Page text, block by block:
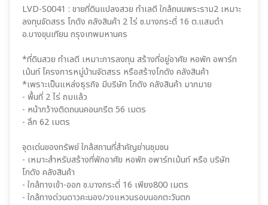
LVD-S0041 : ขายที่ดินแปลงสวย ทำเลดี ใกล้ถนนพระราม2 เหมาะ
ลงทุนจัดสรร โกดัง คลังสินค้า 2 ไร่ ซ.บางกระดี่ 16 ต.แสมดำ
อ.บางขุนเทียน กรุงเทพมหานคร
*ที่ดินสวย ทำเลดี เหมาะการลงทุน สร้างที่อยู่อาศัย หอพัก อพาร์ท
เม้นท์ โครงการหมู่บ้านจัดสรร หรือสร้างโกดัง คลังสินค้า
*เพราะเป็นแหล่งธุรกิจ มีบริษัท โกดัง คลังสินค้า มากมาย
- พื้นที่ 2 ไร่ ถมแล้ว
- หน้ากว้างติดถนนคอนกรีต 56 เมตร
- ลึก 62 เมตร
จุดเด่นของทรัพย์ ใกล้สถานที่สำคัญย่านชุมชน
- เหมาะสำหรับสร้างที่พักอาศัย หอพัก อพาร์ทเม้นท์ หรือ บริษัท
โกดัง คลังสินค้า
- ใกล้ทางเข้า-ออก ซ.บางกระดี่ 16 เพียง800 เมตร
- ใกล้ทางด่วนดาวคะนอง/วงแหวนรอบนอกตะวันตก